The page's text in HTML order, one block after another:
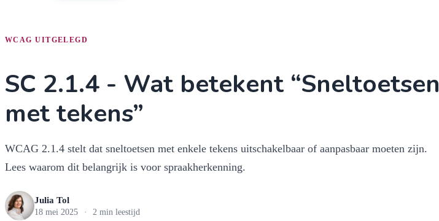
WCAG UITGELEGD
SC 2.1.4 - Wat betekent “Sneltoetsen
met tekens”
WCAG 2.1.4 stelt dat sneltoetsen met enkele tekens uitschakelbaar of aanpasbaar moeten zijn.
Lees waarom dit belangrijk is voor spraakherkenning.
Julia Tol
18 mei 2025 · 2 min leestijd